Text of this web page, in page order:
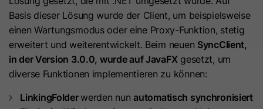
Basis dieser Lösung wurde der Client, um beispielsweise
einen Wartungsmodus oder eine Proxy-Funktion, stetig
erweitert und weiterentwickelt. Beim neuen SyncClient,
in der Version 3.0.0, wurde auf JavaFXgesetzt, um
diverse Funktionen implementieren zu können:
LinkingFolderwerden nunautomatisch synchronisiert
Zweck
Dieses Cookie wird verwendet, um
zu verhindern, dass das Banner
immer angezeigt wird, wenn die
Besucher im strikten Modus surfen.
Name __hs_opt_out
Laufzeit 30 Tage
Dieses Cookie wird durch Cloudflare,
den CDN-Anbieter von HubSpot,
festgelegt. Es hilft Cloudflare,
identifizieren und das Blockieren von
Marketing-Cookies werden verwendet, um
Werbemaßnahmen zu messen und personalisierte Werbung
auszuspielen. Dabei kann es zu einer Wiedererkennung über
verschiedene Websites und Geräte hinweg kommen.
Hinweis:Es kann zu einer Datenübermittlung in Drittstaaten
unserer Datenschutzerklärung.